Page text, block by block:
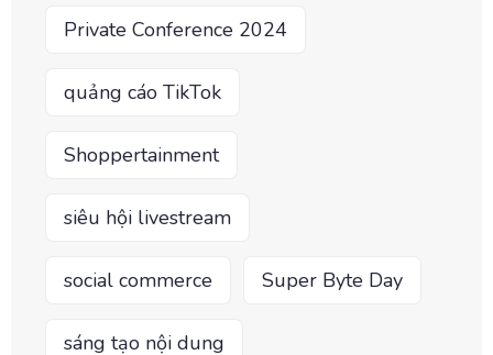
Private Conference 2024
quảng cáo TikTok
Shoppertainment
siêu hội livestream
social commerce Super Byte Day
sáng tạo nội dung